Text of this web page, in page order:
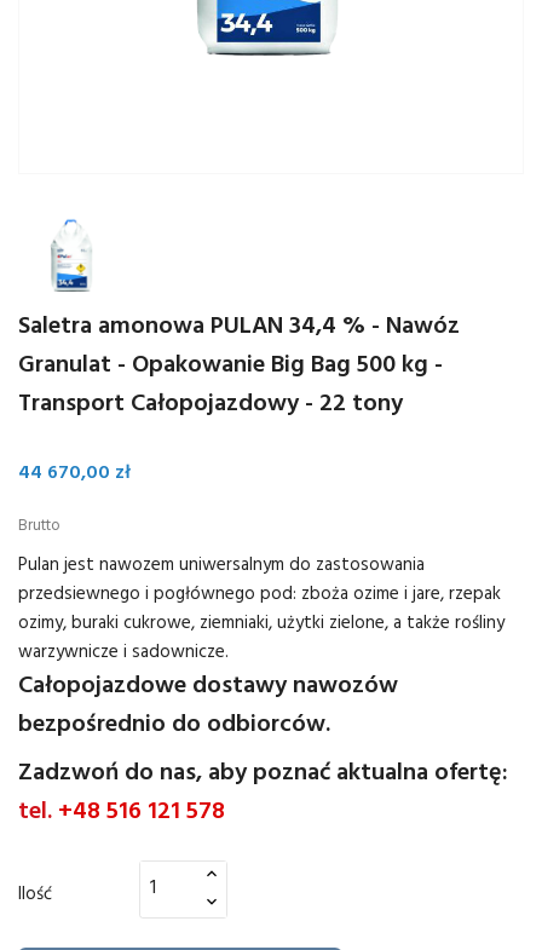
Saletra amonowa PULAN 34,4 % - Nawóz
Granulat - Opakowanie Big Bag 500 kg -
Transport Całopojazdowy - 22 tony
44 670,00 zł
Brutto
Pulan jest nawozem uniwersalnym do zastosowania
przedsiewnego i pogłównego pod: zboża ozime i jare, rzepak
ozimy, buraki cukrowe, ziemniaki, użytki zielone, a także rośliny
warzywnicze i sadownicze.
Całopojazdowe dostawy nawozów
bezpośrednio do odbiorców.
Zadzwoń do nas, aby poznać aktualna ofertę:
tel.+48 516 121 578
Ilość